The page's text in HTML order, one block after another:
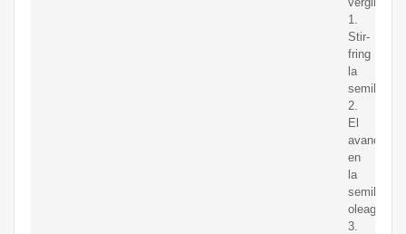
1.
Stir-
fring
la
semilla
2.
El
avance
en
la
semilla
oleaginosa
3.